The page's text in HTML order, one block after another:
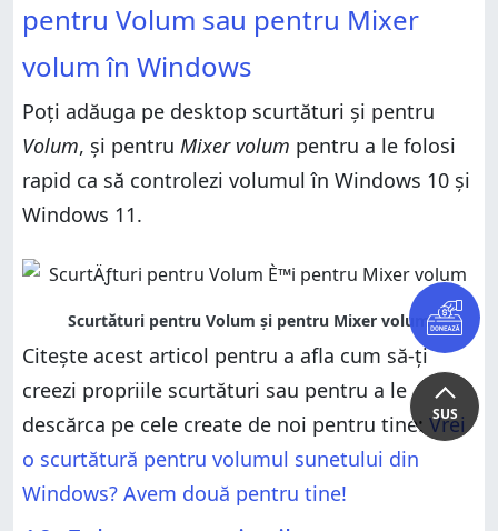
SUS
pentru Volum sau pentru Mixer
volum în Windows
Poți adăuga pe desktop scurtături și pentru
Volum, și pentru Mixer volum pentru a le folosi
rapid ca să controlezi volumul în Windows 10 și
Windows 11.
Citește acest articol pentru a afla cum să-ți
creezi propriile scurtături sau pentru a le
descărca pe cele create de noi pentru tine: Vrei
o scurtătură pentru volumul sunetului din
Windows? Avem două pentru tine!